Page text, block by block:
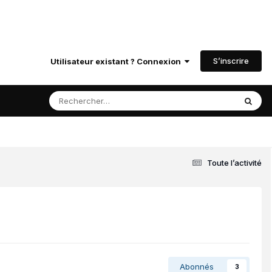
Utilisateur existant ? Connexion S’inscrire
Toute l’activité
Abonnés 3